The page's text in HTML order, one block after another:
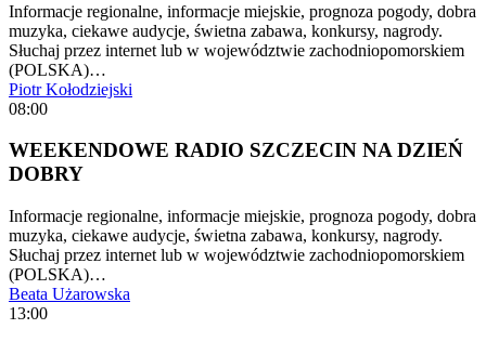
Informacje regionalne, informacje miejskie, prognoza pogody, dobra
muzyka, ciekawe audycje, świetna zabawa, konkursy, nagrody.
Słuchaj przez internet lub w województwie zachodniopomorskiem
(POLSKA)…
Piotr Kołodziejski
08:00
WEEKENDOWE RADIO SZCZECIN NA DZIEŃ
DOBRY
Informacje regionalne, informacje miejskie, prognoza pogody, dobra
muzyka, ciekawe audycje, świetna zabawa, konkursy, nagrody.
Słuchaj przez internet lub w województwie zachodniopomorskiem
(POLSKA)…
Beata Użarowska
13:00